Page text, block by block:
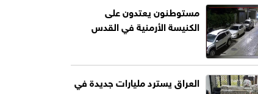
مستوطنون يعتدون على
الكنيسة الأرمنية في القدس
العراق يسترد مليارات جديدة في